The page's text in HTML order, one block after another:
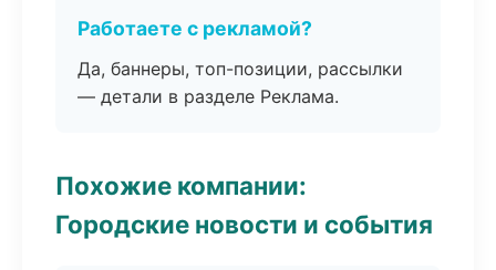
Работаете с рекламой?
Да, баннеры, топ-позиции, рассылки
— детали в разделе Реклама.
Похожие компании:
Городские новости и события